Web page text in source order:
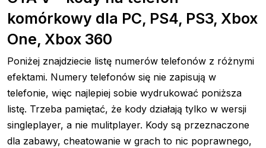
komórkowy dla PC, PS4, PS3, Xbox
One, Xbox 360
Poniżej znajdziecie listę numerów telefonów z różnymi
efektami. Numery telefonów się nie zapisują w
telefonie, więc najlepiej sobie wydrukować poniższa
listę. Trzeba pamiętać, że kody działają tylko w wersji
singleplayer, a nie mulitplayer. Kody są przeznaczone
dla zabawy, cheatowanie w grach to nic poprawnego,